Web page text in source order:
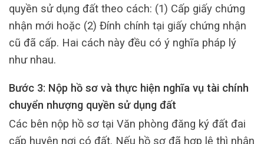
quyền sử dụng đất theo cách: (1) Cấp giấy chứng
nhận mới hoặc (2) Đính chính tại giấy chứng nhận
cũ đã cấp. Hai cách này đều có ý nghĩa pháp lý
như nhau.
Bước 3: Nộp hồ sơ và thực hiện nghĩa vụ tài chính
chuyển nhượng quyền sử dụng đất
Các bên nộp hồ sơ tại Văn phòng đăng ký đất đai
cấp huyện nơi có đất. Nếu hồ sơ đã hợp lệ thì nhận